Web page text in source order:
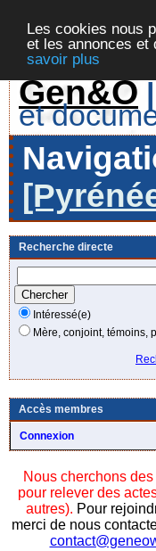
Les cookies nous
et les annonces et
savoir plus
Gen&O
et
Recherche directe
Intéressé(e)
Mère, conjoint, témoins,
Accès membres
Connexion
Nous cherchons
pour relever des
autres). Pour
merci de nous